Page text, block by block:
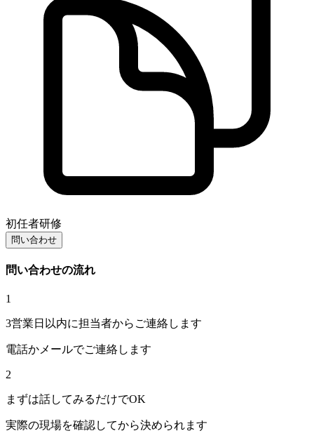
初任者研修
問い合わせ
問い合わせの流れ
1
3営業日以内に担当者からご連絡します
電話かメールでご連絡します
2
まずは話してみるだけでOK
実際の現場を確認してから決められます